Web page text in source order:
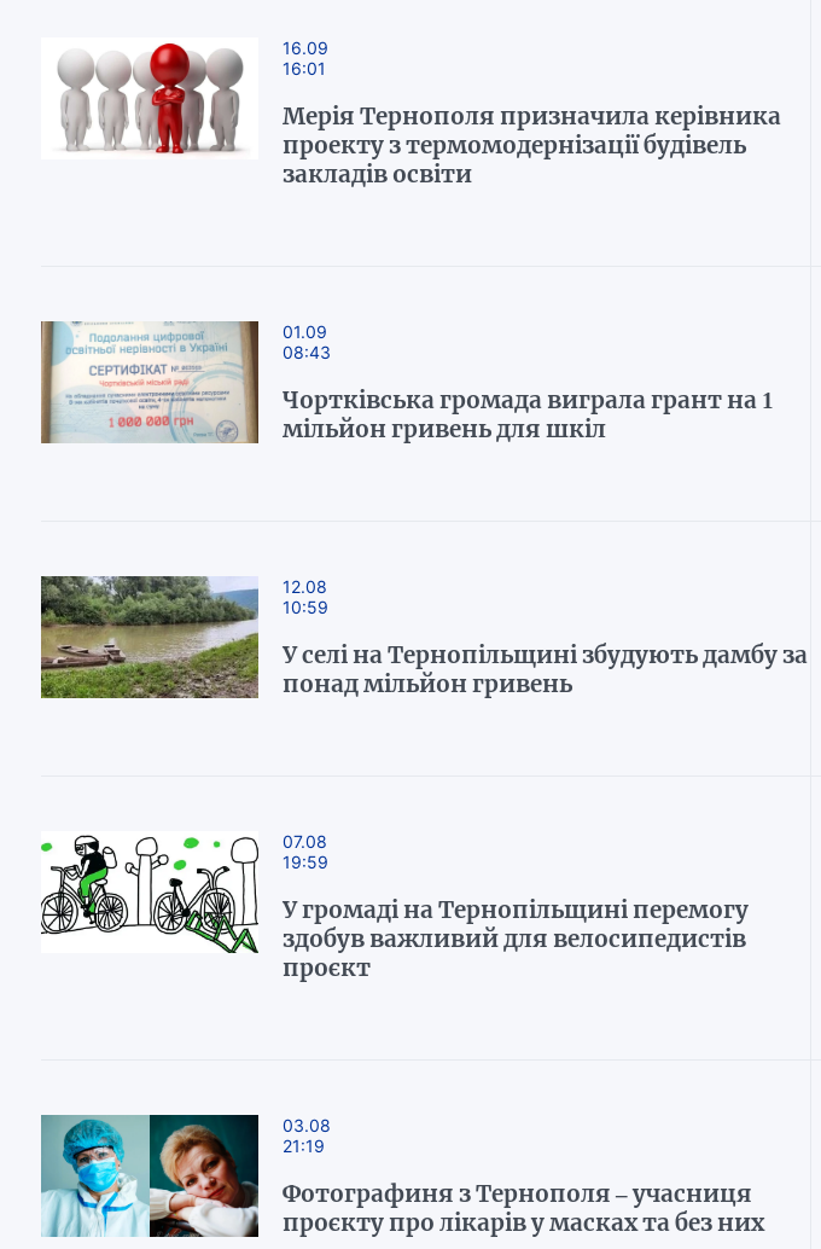
16.09
16:01
Мерія Тернополя призначила керівника
проекту з термомодернізації будівель
закладів освіти
01.09
08:43
Чортківська громада виграла грант на 1
мільйон гривень для шкіл
12.08
10:59
У селі на Тернопільщині збудують дамбу за
понад мільйон гривень
07.08
19:59
У громаді на Тернопільщині перемогу
здобув важливий для велосипедистів
проєкт
03.08
21:19
Фотографиня з Тернополя – учасниця
проєкту про лікарів у масках та без них